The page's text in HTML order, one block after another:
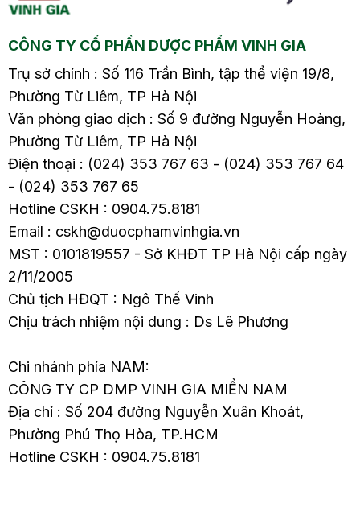
đến bạn 10 loại tinh
CÔNG TY CỔ PHẦN DƯỢC PHẨM VINH GIA
Trụ sở chính : Số 116 Trần Bình, tập thể viện 19/8,
Phường Từ Liêm, TP Hà Nội
Văn phòng giao dịch : Số 9 đường Nguyễn Hoàng,
Phường Từ Liêm, TP Hà Nội
Điện thoại : (024) 353 767 63 - (024) 353 767 64
- (024) 353 767 65
Hotline CSKH : 0904.75.8181
Email : cskh@duocphamvinhgia.vn
MST : 0101819557 - Sở KHĐT TP Hà Nội cấp ngày
2/11/2005
Chủ tịch HĐQT : Ngô Thế Vinh
Chịu trách nhiệm nội dung : Ds Lê Phương
Chi nhánh phía NAM:
CÔNG TY CP DMP VINH GIA MIỀN NAM
Địa chỉ : Số 204 đường Nguyễn Xuân Khoát,
Phường Phú Thọ Hòa, TP.HCM
Hotline CSKH : 0904.75.8181